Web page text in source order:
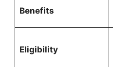
Benefits
Eligibility